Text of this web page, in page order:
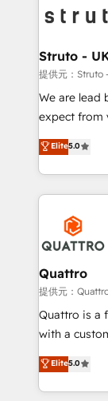
Packages:
solutions.
functioning optimally. With
wealth of
Our
needs,
with your
Struto -
提供元：Struto
We are lead
expect from
the agency
HubSpot Solutions
longest-
maximising
building an
business,
life, and
help your teams do more.
technical
as well as
success. Now, more than ever you need to connect
customer
to create
Elite5.0
Quattro
提供元：
Quattro is a
with a
clients have
bespoke
business
Elite5.0